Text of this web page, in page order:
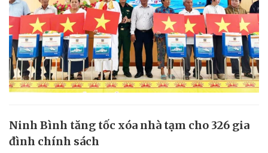
Ninh Bình tăng tốc xóa nhà tạm cho 326 gia
đình chính sách